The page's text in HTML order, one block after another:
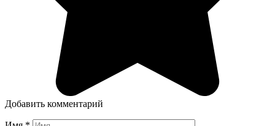
Добавить комментарий